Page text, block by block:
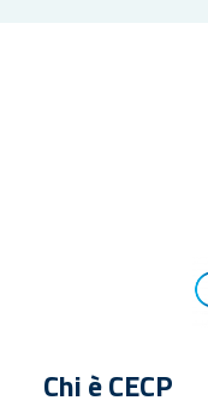
Chi è CECP